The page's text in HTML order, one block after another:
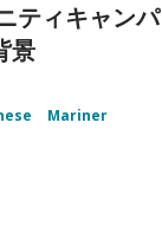
ティキャンパ
景
Mariner